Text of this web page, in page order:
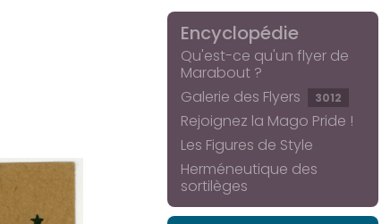
Encyclopédie
Qu'est-ce qu'un flyer de
Marabout ?
Galerie des Flyers
3012
Rejoignez la Mago Pride !
Les Figures de Style
Herméneutique des
sortilèges